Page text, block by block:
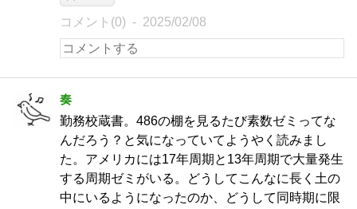
コメント(0) 2025/02/08
奏
勤務校蔵書。486の棚を見るたび素数ゼミってな
んだろう？と気になっていてようやく読みまし
た。アメリカには17年周期と13年周期で大量発生
する周期ゼミがいる。どうしてこんなに長く土の
中にいるようになったのか、どうして同時期に限